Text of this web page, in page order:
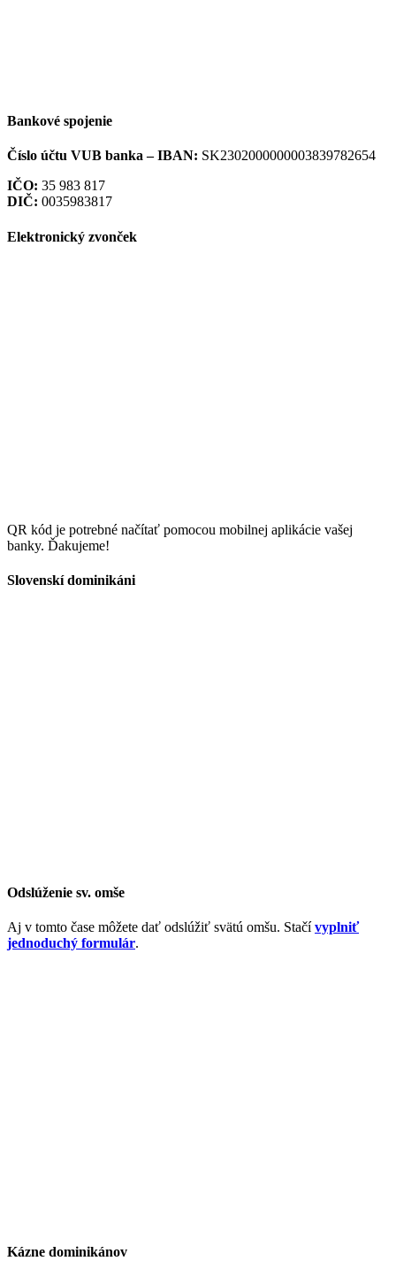
Bankové spojenie
Číslo účtu VUB banka –IBAN: SK2302000000003839782654
IČO: 35 983 817
DIČ: 0035983817
Elektronický zvonček
QR kód je potrebné načítať pomocou mobilnej aplikácie vašej
banky. Ďakujeme!
Slovenskí dominikáni
Odslúženie sv. omše
Aj v tomto čase môžete dať odslúžiť svätú omšu. Stačívyplniť
jednoduchý formulár.
Kázne dominikánov